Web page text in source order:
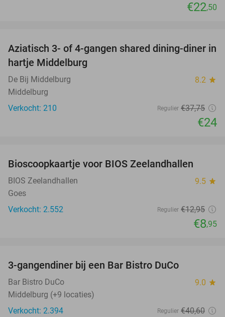
€22,50
36%
Aziatisch 3- of 4-gangen shared dining-diner in
hartje Middelburg
De Bij Middelburg 8.2 star
Middelburg
Verkocht: 210
Regulier €37,75
€24
Bioscoopkaartje voor BIOS Zeelandhallen
BIOS Zeelandhallen 9.5 star
Goes
Verkocht: 2.552
Regulier €12,95
€8,95
3-gangendiner bij een Bar Bistro DuCo
Bar Bistro DuCo 9.0 star
Middelburg (+9 locaties)
Verkocht: 2.394
Regulier €40,60